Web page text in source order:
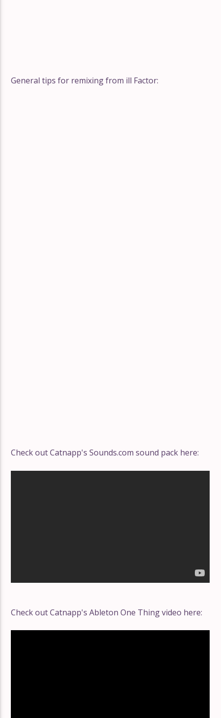
General tips for remixing from ill Factor:
Check out Catnapp's Sounds.com sound pack here:
Check out Catnapp's Ableton One Thing video here: